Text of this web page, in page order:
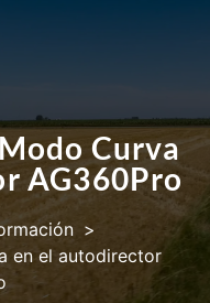
Curva
AG360Pro
>
en el autodirector